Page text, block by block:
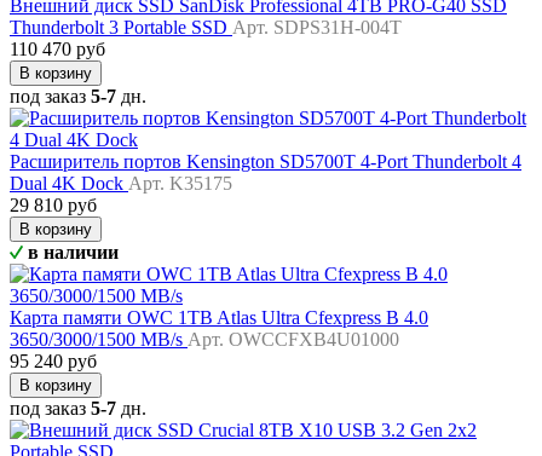
Внешний диск SSD SanDisk Professional 4TB PRO-G40 SSD
Thunderbolt 3 Portable SSD Арт. SDPS31H-004T
110 470 руб
В корзину
под заказ 5-7 дн.
Расширитель портов Kensington SD5700T 4-Port Thunderbolt 4
Dual 4K Dock Арт. K35175
29 810 руб
В корзину
в наличии
Карта памяти OWC 1TB Atlas Ultra Cfexpress B 4.0
3650/3000/1500 MB/s Арт. OWCCFXB4U01000
95 240 руб
В корзину
под заказ 5-7 дн.